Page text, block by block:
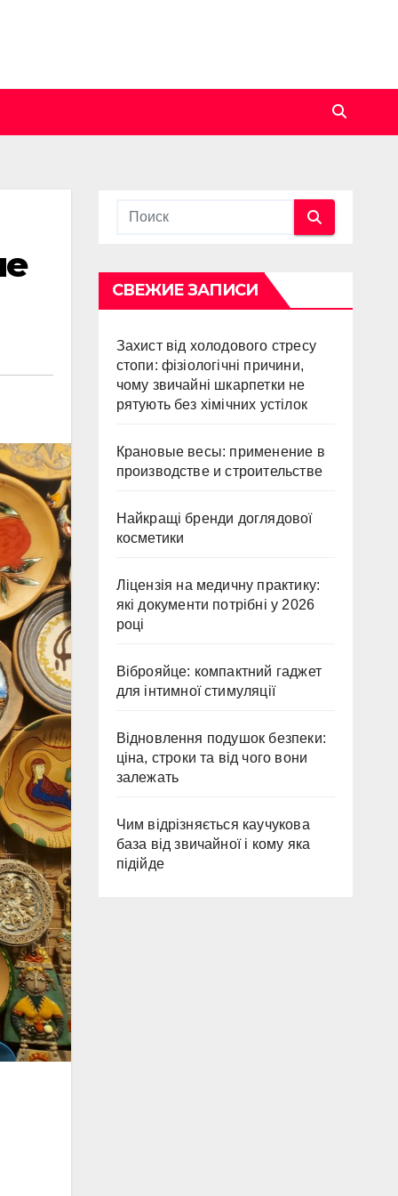
СВЕЖИЕ ЗАПИСИ
Захист від холодового стресу
стопи: фізіологічні причини,
чому звичайні шкарпетки не
рятують без хімічних устілок
Крановые весы: применение в
производстве и строительстве
Найкращі бренди доглядової
косметики
Ліцензія на медичну практику:
які документи потрібні у 2026
році
Віброяйце: компактний гаджет
для інтимної стимуляції
Відновлення подушок безпеки:
ціна, строки та від чого вони
залежать
Чим відрізняється каучукова
база від звичайної і кому яка
підійде